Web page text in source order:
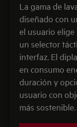
La gama de
diseñado con
el usuario
un selector
interfaz. El
en consumo
duración y
usuario con
más sostenible.